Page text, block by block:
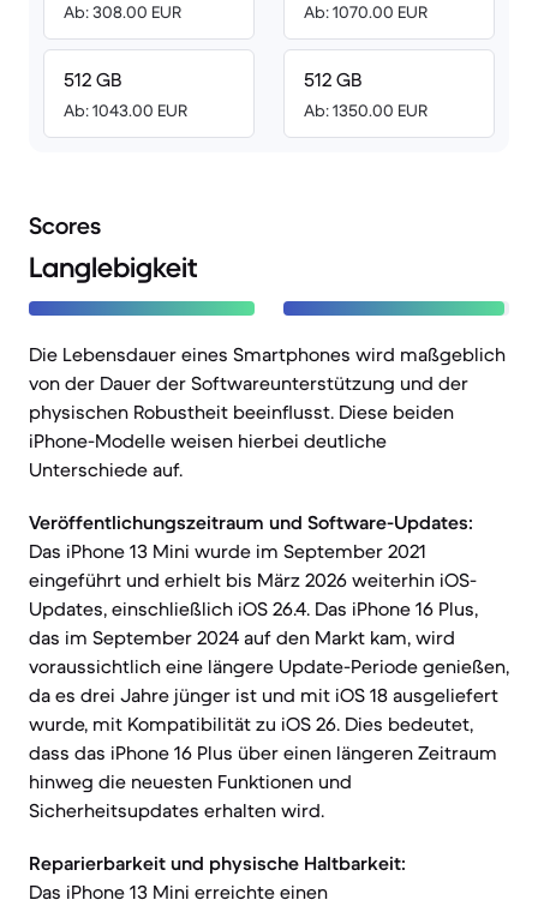
Ab: 308.00 EUR
512 GB
Ab: 1043.00 EUR
Ab: 1070.00 EUR
512 GB
Ab: 1350.00 EUR
Scores
Langlebigkeit
Die Lebensdauer eines Smartphones wird maßgeblich
von der Dauer der Softwareunterstützung und der
physischen Robustheit beeinflusst. Diese beiden
iPhone-Modelle weisen hierbei deutliche
Unterschiede auf.
Veröffentlichungszeitraum und Software-Updates:
Das iPhone 13 Mini wurde im September 2021
eingeführt und erhielt bis März 2026 weiterhin iOS-
Updates, einschließlich iOS 26.4. Das iPhone 16 Plus,
das im September 2024 auf den Markt kam, wird
voraussichtlich eine längere Update-Periode genießen,
da es drei Jahre jünger ist und mit iOS 18 ausgeliefert
wurde, mit Kompatibilität zu iOS 26. Dies bedeutet,
dass das iPhone 16 Plus über einen längeren Zeitraum
hinweg die neuesten Funktionen und
Sicherheitsupdates erhalten wird.
Reparierbarkeit und physische Haltbarkeit:
Das iPhone 13 Mini erreichte einen